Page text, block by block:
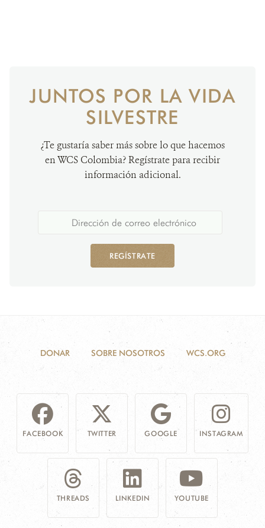
JUNTOS POR LA VIDA
SILVESTRE
¿Te gustaría saber más sobre lo que hacemos
en WCS Colombia? Regístrate para recibir
información adicional.
REGÍSTRATE
DONAR SOBRE NOSOTROS WCS.ORG
FACEBOOK TWITTER GOOGLE INSTAGRAM
THREADS LINKEDIN YOUTUBE